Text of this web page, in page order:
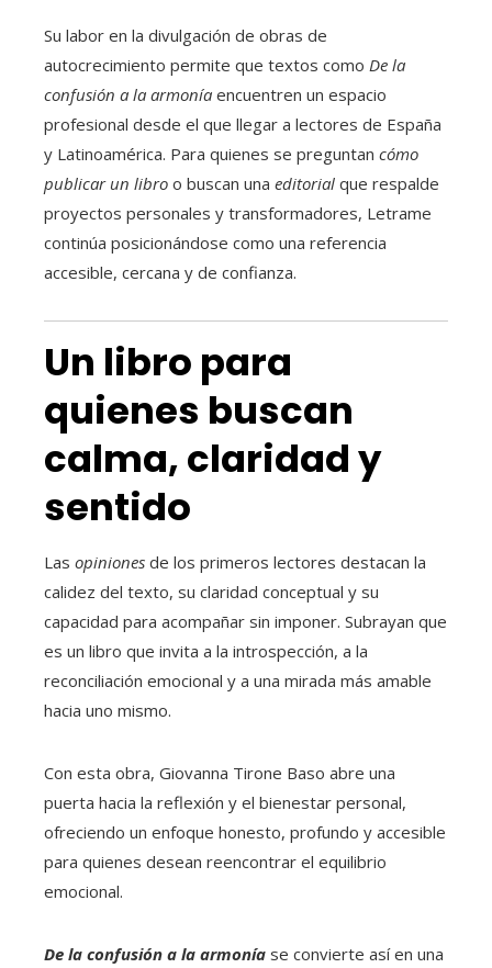
Su labor en la divulgación de obras de
autocrecimiento permite que textos como De la
confusión a la armonía encuentren un espacio
profesional desde el que llegar a lectores de España
y Latinoamérica. Para quienes se preguntan cómo
publicar un libro o buscan una editorial que respalde
proyectos personales y transformadores, Letrame
continúa posicionándose como una referencia
accesible, cercana y de confianza.
Un libro para
quienes buscan
calma, claridad y
sentido
Las opiniones de los primeros lectores destacan la
calidez del texto, su claridad conceptual y su
capacidad para acompañar sin imponer. Subrayan que
es un libro que invita a la introspección, a la
reconciliación emocional y a una mirada más amable
hacia uno mismo.
Con esta obra, Giovanna Tirone Baso abre una
puerta hacia la reflexión y el bienestar personal,
ofreciendo un enfoque honesto, profundo y accesible
para quienes desean reencontrar el equilibrio
emocional.
De la confusión a la armonía se convierte así en una